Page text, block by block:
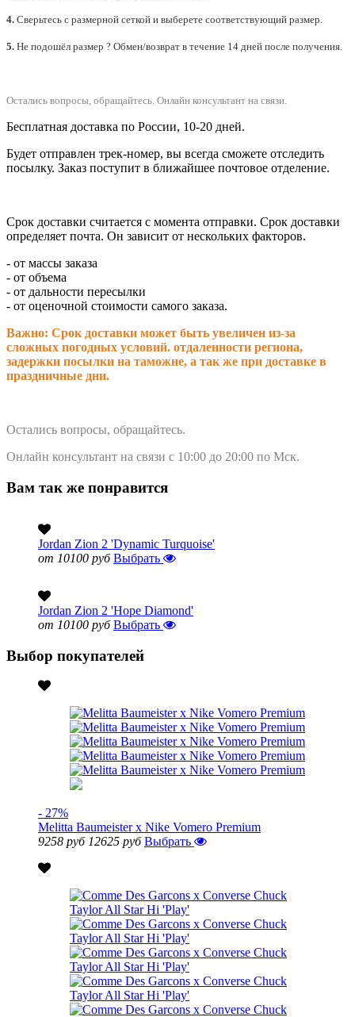
4. Сверьтесь с размерной сеткой и выберете соответствующий размер.
5. Не подошёл размер ? Обмен/возврат в течение 14 дней после получения.
Остались вопросы, обращайтесь. Онлайн консультант на связи.
Бесплатная доставка по России, 10-20 дней.
Будет отправлен трек-номер, вы всегда сможете отследить
посылку. Заказ поступит в ближайшее почтовое отделение.
Срок доставки считается с момента отправки. Срок доставки
определяет почта. Он зависит от нескольких факторов.
- от массы заказа
- от объема
- от дальности пересылки
- от оценочной стоимости самого заказа.
Важно: Срок доставки может быть увеличен из-за
сложных погодных условий. отдаленности региона,
задержки посылки на таможне, а так же при доставке в
праздничные дни.
Остались вопросы, обращайтесь.
Онлайн консультант на связи с 10:00 до 20:00 по Мск.
Вам так же понравится
Jordan Zion 2 'Dynamic Turquoise'
от 10100 руб Выбрать
Jordan Zion 2 'Hope Diamond'
от 10100 руб Выбрать
Выбор покупателей
- 27%
Melitta Baumeister x Nike Vomero Premium
9258 руб 12625 руб Выбрать